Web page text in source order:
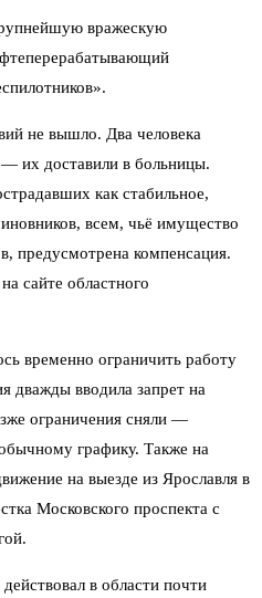
вражескую
не вышло. Два человека
их доставили в больницы.
как стабильное,
всем, чьё имущество
предусмотрена компенсация.
сайте областного
временно ограничить работу
дважды вводила запрет на
ограничения сняли —
графику. Также на
на выезде из Ярославля в
Московского проспекта с
в области почти